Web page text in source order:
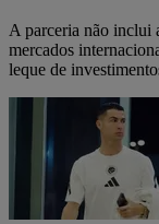
A parceria não inclui
mercados
leque de